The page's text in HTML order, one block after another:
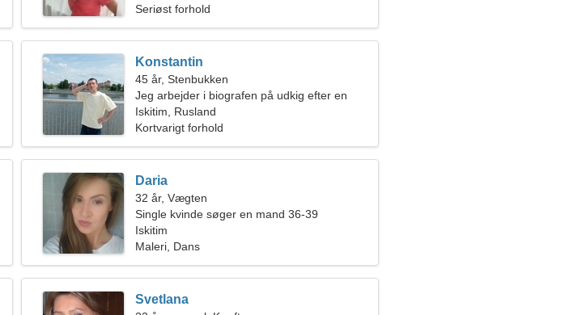
Seriøst forhold
Konstantin
45 år, Stenbukken
Jeg arbejder i biografen på udkig efter en
forførende kvinde
Iskitim, Rusland
Kortvarigt forhold
Daria
32 år, Vægten
Single kvinde søger en mand 36-39
Iskitim
Maleri, Dans
Svetlana